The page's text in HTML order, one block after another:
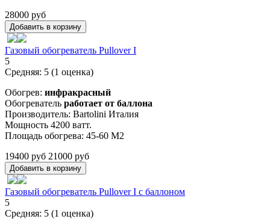
28000 руб
Газовый обогреватель Pullover I
5
Средняя: 5 (1 оценка)
Обогрев: инфракрасный
Обогреватель работает от баллона
Производитель: Bartolini Италия
Мощность 4200 ватт.
Площадь обогрева: 45-60 М2
19400 руб 21000 руб
Газовый обогреватель Pullover I с баллоном
5
Средняя: 5 (1 оценка)